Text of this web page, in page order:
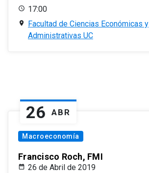
17:00
Facultad de Ciencias Económicas y
Administrativas UC
26 ABR
Macroeconomía
Francisco Roch, FMI
26 de Abril de 2019